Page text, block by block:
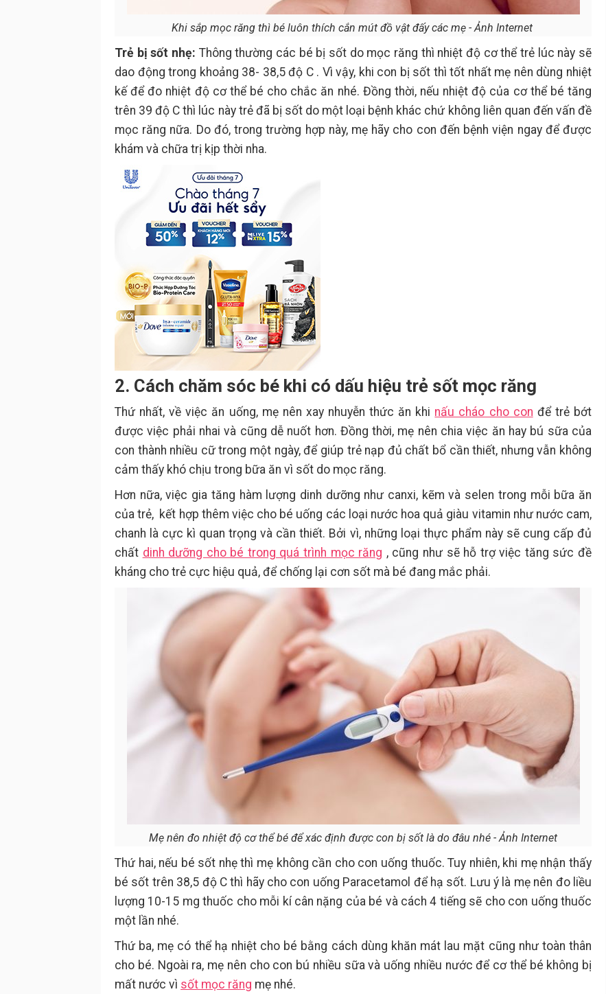
Khi sắp mọc răng thì bé luôn thích cắn mút đồ vật đấy các mẹ - Ảnh Internet
Trẻ bị sốt nhẹ: Thông thường các bé bị sốt do mọc răng thì nhiệt độ cơ thể trẻ lúc này sẽ
dao động trong khoảng 38- 38,5 độ C . Vì vậy, khi con bị sốt thì tốt nhất mẹ nên dùng nhiệt
kế để đo nhiệt độ cơ thể bé cho chắc ăn nhé. Đồng thời, nếu nhiệt độ của cơ thể bé tăng
trên 39 độ C thì lúc này trẻ đã bị sốt do một loại bệnh khác chứ không liên quan đến vấn đề
mọc răng nữa. Do đó, trong trường hợp này, mẹ hãy cho con đến bệnh viện ngay để được
khám và chữa trị kịp thời nha.
2. Cách chăm sóc bé khi có dấu hiệu trẻ sốt mọc răng
Thứ nhất, về việc ăn uống, mẹ nên xay nhuyễn thức ăn khi nấu cháo cho con để trẻ bớt
được việc phải nhai và cũng dễ nuốt hơn. Đồng thời, mẹ nên chia việc ăn hay bú sữa của
con thành nhiều cữ trong một ngày, để giúp trẻ nạp đủ chất bổ cần thiết, nhưng vẫn không
cảm thấy khó chịu trong bữa ăn vì sốt do mọc răng.
Hơn nữa, việc gia tăng hàm lượng dinh dưỡng như canxi, kẽm và selen trong mỗi bữa ăn
của trẻ, kết hợp thêm việc cho bé uống các loại nước hoa quả giàu vitamin như nước cam,
chanh là cực kì quan trọng và cần thiết. Bởi vì, những loại thực phẩm này sẽ cung cấp đủ
chất dinh dưỡng cho bé trong quá trình mọc răng , cũng như sẽ hỗ trợ việc tăng sức đề
kháng cho trẻ cực hiệu quả, để chống lại cơn sốt mà bé đang mắc phải.
Mẹ nên đo nhiệt độ cơ thể bé để xác định được con bị sốt là do đâu nhé - Ảnh Internet
Thứ hai, nếu bé sốt nhẹ thì mẹ không cần cho con uống thuốc. Tuy nhiên, khi mẹ nhận thấy
bé sốt trên 38,5 độ C thì hãy cho con uống Paracetamol để hạ sốt. Lưu ý là mẹ nên đo liều
lượng 10-15 mg thuốc cho mỗi kí cân nặng của bé và cách 4 tiếng sẽ cho con uống thuốc
một lần nhé.
Thứ ba, mẹ có thể hạ nhiệt cho bé bằng cách dùng khăn mát lau mặt cũng như toàn thân
cho bé. Ngoài ra, mẹ nên cho con bú nhiều sữa và uống nhiều nước để cơ thể bé không bị
mất nước vì sốt mọc răng mẹ nhé.